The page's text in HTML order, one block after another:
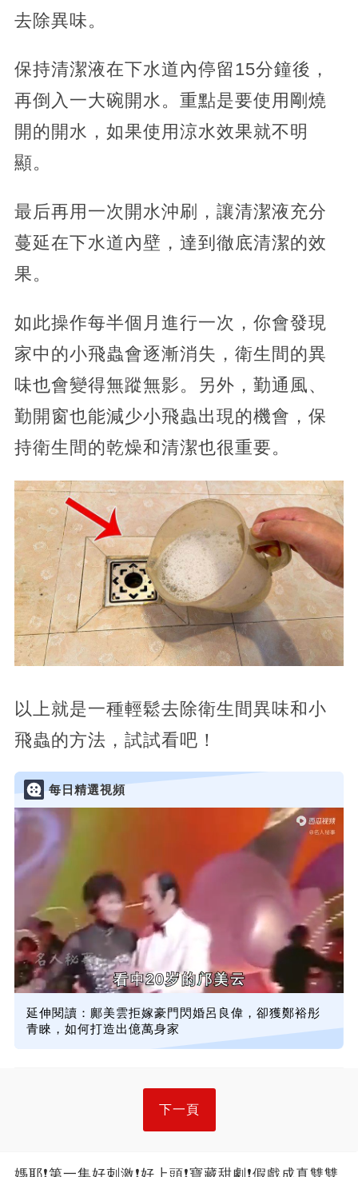
去除異味。
保持清潔液在下水道內停留15分鐘後，
再倒入一大碗開水。重點是要使用剛燒
開的開水，如果使用涼水效果就不明
顯。
最后再用一次開水沖刷，讓清潔液充分
蔓延在下水道內壁，達到徹底清潔的效
果。
如此操作每半個月進行一次，你會發現
家中的小飛蟲會逐漸消失，衛生間的異
味也會變得無蹤無影。另外，勤通風、
勤開窗也能減少小飛蟲出現的機會，保
持衛生間的乾燥和清潔也很重要。
以上就是一種輕鬆去除衛生間異味和小
飛蟲的方法，試試看吧！
每日精選視頻
延伸閱讀：鄺美雲拒嫁豪門閃婚呂良偉，卻獲鄭裕彤
青睞，如何打造出億萬身家
下一頁
媽耶❗第一集好刺激❗好上頭❗寶藏甜劇❗假戲成真雙雙